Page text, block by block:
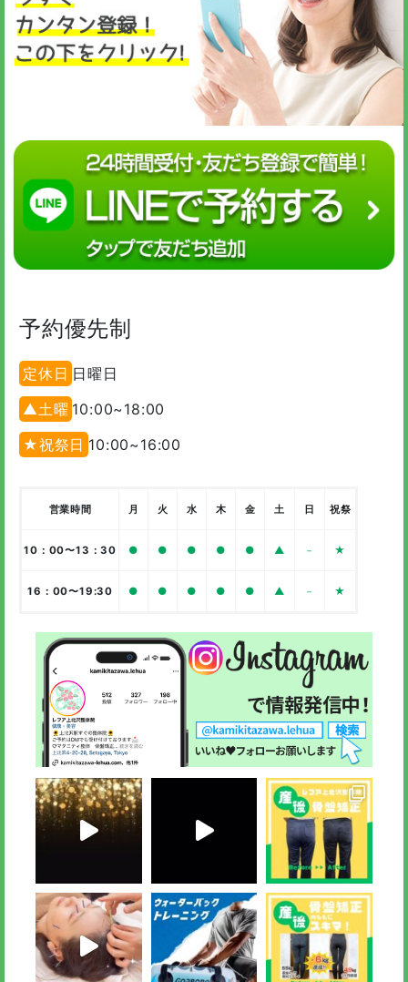
予約優先制
定休日 日曜日
▲土曜 10:00~18:00
★祝祭日 10:00~16:00
営業時間 月 火 水 木 金 土 日 祝祭
10：00〜13：30 ● ● ● ● ● ▲ － ★
16：00〜19:30 ● ● ● ● ● ▲ － ★